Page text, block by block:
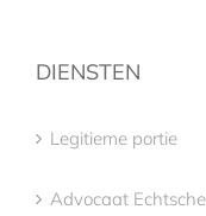
DIENSTEN
Legitieme portie
Advocaat